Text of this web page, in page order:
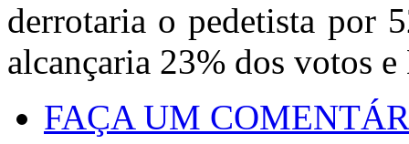
derrotaria o pedetista por
alcançaria 23% dos votos
FAÇA UM